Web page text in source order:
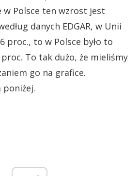
w Polsce ten wzrost jest
danych EDGAR, w Unii
proc., to w Polsce było to
To tak dużo, że mieliśmy
go na grafice.
poniżej.